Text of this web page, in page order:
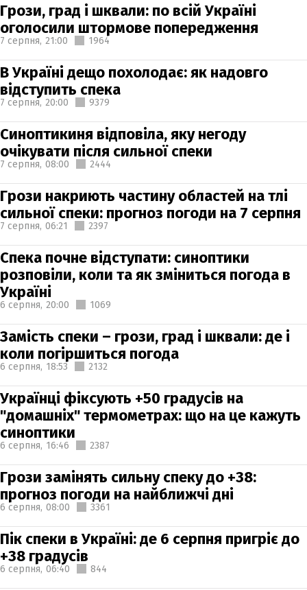
Грози, град і шквали: по всій Україні
оголосили штормове попередження
7 серпня, 21:00 1964
В Україні дещо похолодає: як надовго
відступить спека
7 серпня, 20:00 9379
Синоптикиня відповіла, яку негоду
очікувати після сильної спеки
7 серпня, 08:00 2444
Грози накриють частину областей на тлі
сильної спеки: прогноз погоди на 7 серпня
7 серпня, 06:21 2397
Спека почне відступати: синоптики
розповіли, коли та як зміниться погода в
Україні
6 серпня, 20:00 1069
Замість спеки – грози, град і шквали: де і
коли погіршиться погода
6 серпня, 18:53 2132
Українці фіксують +50 градусів на
"домашніх" термометрах: що на це кажуть
синоптики
6 серпня, 16:46 2387
Грози замінять сильну спеку до +38:
прогноз погоди на найближчі дні
6 серпня, 08:00 3361
Пік спеки в Україні: де 6 серпня пригріє до
+38 градусів
6 серпня, 06:40 844